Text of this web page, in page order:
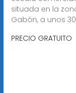
situada en la
Gabón, a unos
PRECIO GRATUITO